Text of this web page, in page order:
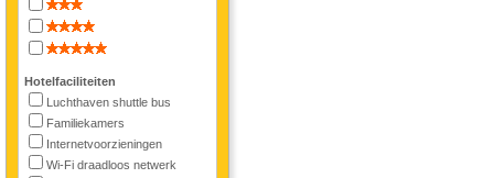
Hotelfaciliteiten
Luchthaven shuttle bus
Familiekamers
Internetvoorzieningen
Wi-Fi draadloos netwerk